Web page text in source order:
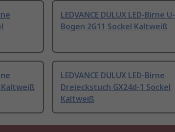
LEDVANCE DULUX LED-Birne U-
Bogen 2G11 Sockel Kaltweiß
Kaltweiß
LEDVANCE DULUX LED-Birne
Dreieckstuch GX24d-1 Sockel
Kaltweiß